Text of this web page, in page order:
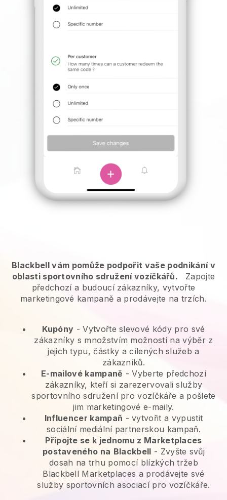
Blackbell vám pomůže podpořit vaše podnikání v
oblasti sportovního sdružení vozíčkářů.
Zapojte
předchozí a budoucí zákazníky, vytvořte
marketingové kampaně a prodávejte na trzích.
Kupóny - Vytvořte slevové kódy pro své
zákazníky s množstvím možností na výběr z
jejich typu, částky a cílených služeb a
zákazníků.
E-mailové kampaně -Vyberte předchozí
zákazníky, kteří si zarezervovali služby
sportovního sdružení pro vozíčkáře a pošlete
jim marketingové e-maily.
Influencer kampaň - vytvořit a vypustit
sociální mediální partnerskou kampaň.
Připojte se k jednomu z Marketplaces
postaveného na Blackbell - Zvyšte svůj
dosah na trhu pomocí blízkých tržeb
Blackbell Marketplaces a prodávejte své
služby sportovních asociací pro vozíčkáře.